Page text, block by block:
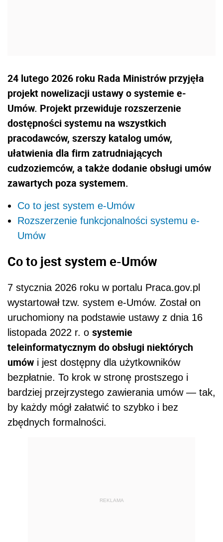
24 lutego 2026 roku Rada Ministrów przyjęła
projekt nowelizacji ustawy o systemie e-
Umów. Projekt przewiduje rozszerzenie
dostępności systemu na wszystkich
pracodawców, szerszy katalog umów,
ułatwienia dla firm zatrudniających
cudzoziemców, a także dodanie obsługi umów
zawartych poza systemem.
Co to jest system e-Umów
Rozszerzenie funkcjonalności systemu e-
Umów
Co to jest system e-Umów
7 stycznia 2026 roku w portalu Praca.gov.pl
wystartował tzw. system e-Umów. Został on
uruchomiony na podstawie ustawy z dnia 16
listopada 2022 r. o systemie
teleinformatycznym do obsługi niektórych
umów i jest dostępny dla użytkowników
bezpłatnie. To krok w stronę prostszego i
bardziej przejrzystego zawierania umów — tak,
by każdy mógł załatwić to szybko i bez
zbędnych formalności.
REKLAMA